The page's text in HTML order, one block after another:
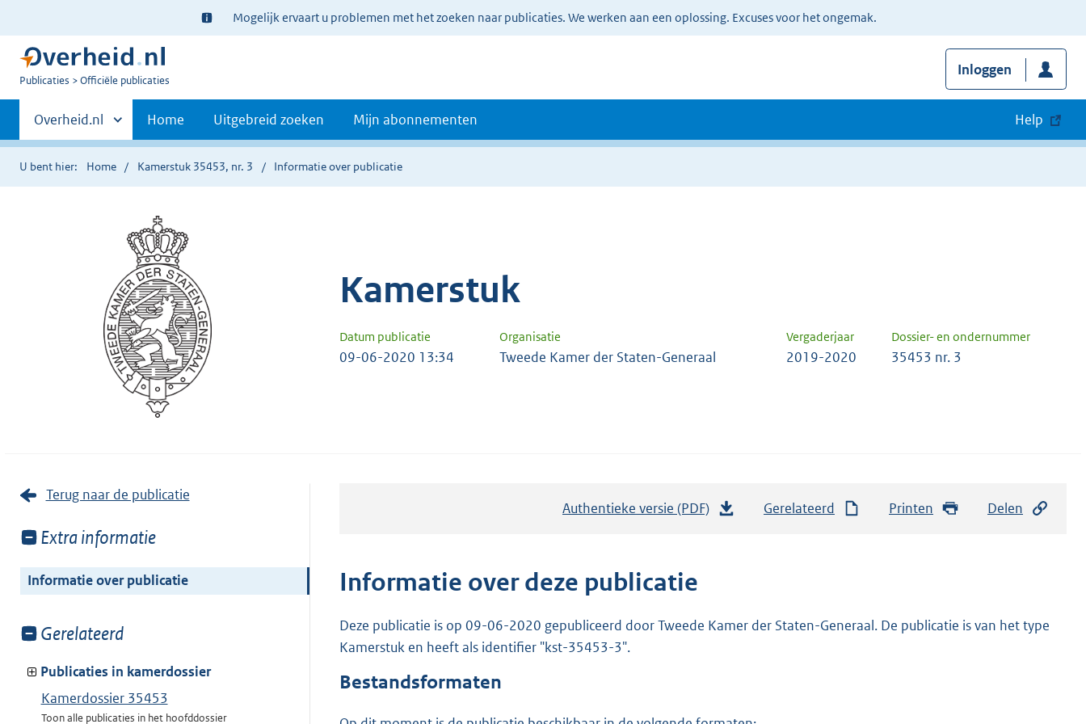
Ter
informatie:
Mogelijk ervaart u problemen met het zoeken naar publicaties. We werken aan een oplossing. Excuses voor het ongemak.
U
Publicaties Officiële publicaties
Inloggen
Primaire
navigatie
Andere
sites
binnen
Overheid.nl Home Uitgebreid zoeken Mijn abonnementen Help
U bent hier: Home Kamerstuk 35453, nr. 3 Informatie over publicatie
Kamerstuk
Datum publicatie Organisatie Vergaderjaar Dossier- en ondernummer
09-06-2020 13:34 Tweede Kamer der Staten-Generaal 2019-2020 35453 nr. 3
Terug naar de publicatie
Toon
van:
Extra informatie
Informatie over publicatie
Toon
van:
Gerelateerd
Publicaties in kamerdossier
Kamerdossier 35453
Toon alle publicaties in het hoofddossier
Authentieke versie (PDF)
n
Gerelateerd Printen Delen
Informatie over deze publicatie
Deze publicatie is op 09-06-2020 gepubliceerd door Tweede Kamer der Staten-Generaal. De publicatie is van het type
Kamerstuk en heeft als identifier "kst-35453-3".
Bestandsformaten